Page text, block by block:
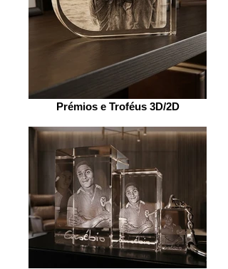
Prémios e Troféus 3D/2D